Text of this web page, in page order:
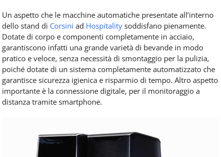
Un aspetto che le macchine automatiche presentate all’interno
dello stand di Corsini ad Hospitality soddisfano pienamente.
Dotate di corpo e componenti completamente in acciaio,
garantiscono infatti una grande varietà di bevande in modo
pratico e veloce, senza necessità di smontaggio per la pulizia,
poiché dotate di un sistema completamente automatizzato che
garantisce sicurezza igienica e risparmio di tempo. Altro aspetto
importante è la connessione digitale, per il monitoraggio a
distanza tramite smartphone.